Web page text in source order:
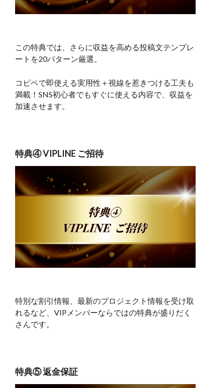
この特典では、さらに収益を高める投稿文テンプレ
ートを20パターン厳選。
コピペで即使える実用性＋視線を惹きつける工夫も
満載！SNS初心者でもすぐに使える内容で、収益を
加速させます。
特典④ VIPLINE ご招待
特別な割引情報、最新のプロジェクト情報を受け取
れるなど、VIPメンバーならではの特典が盛りだく
さんです。
特典⑤ 返金保証